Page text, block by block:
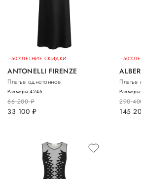
–50%ЛЕТНИЕ СКИДКИ
ANTONELLI FIRENZE
Платье однотонное
66 200руб.
33 100 руб.
Размеры:4246
–50%
Платье
290
145
Размеры: